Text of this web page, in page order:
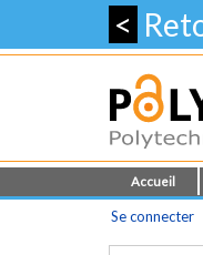
<
Accueil
Se connecter